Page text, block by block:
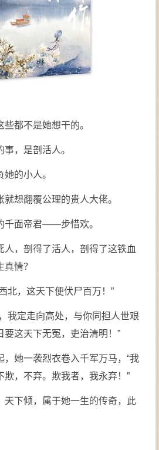
都不是她想干的。
，是剖活人。
的小人。
想翻覆公理的贵人大佬。
千面帝君——步惜欢。
人，剖得了活人，剖得了这铁血
情？
北，这天下便伏尸百万！”
我定走向高处，与你同担人世艰
要这天下无冤，吏治清明！”
，她一袭烈衣卷入千军万马，“我
欺，不弃。欺我者，我永弃！”
天下倾，属于她一生的传奇，此